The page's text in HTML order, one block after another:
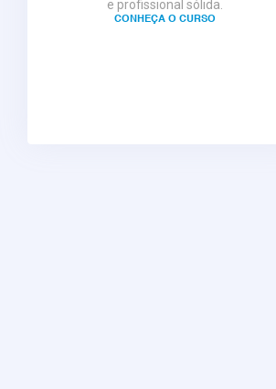
e profissional sólida.
CONHEÇA O CURSO